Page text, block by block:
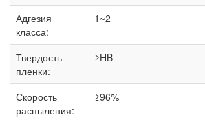
Адгезия
класса:
1~2
Твердость
пленки:
≥HB
Скорость
распыления:
≥96%